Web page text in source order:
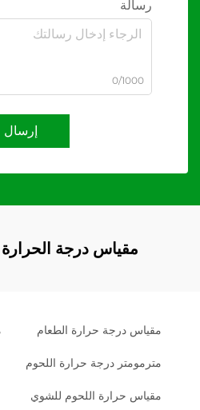
رسالة
0/1000
إرسال
مقياس درجة
مقياس درجة حرارة الطعام
مترمومتر درجة حرارة اللحوم
مقياس حرارة اللحوم للشوي